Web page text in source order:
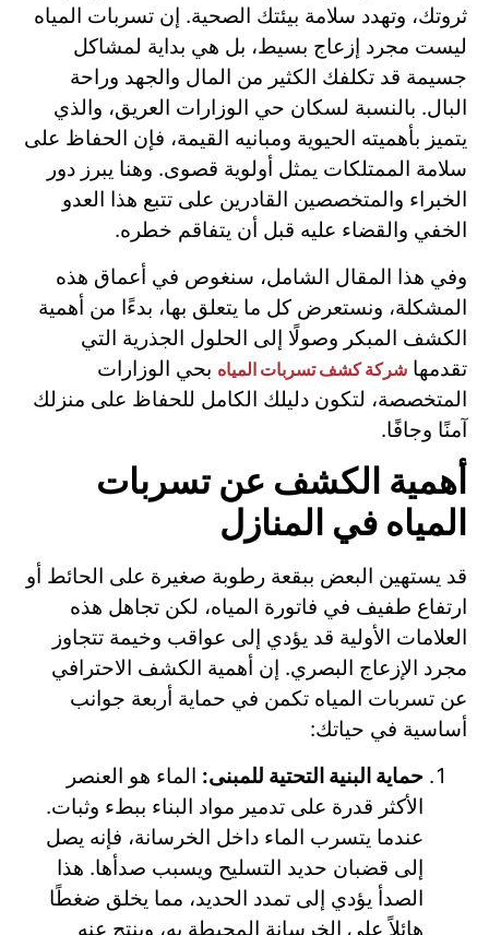
ثروتك، وتهدد سلامة بيئتك الصحية. إن تسربات المياه
ليست مجرد إزعاج بسيط، بل هي بداية لمشاكل
جسيمة قد تكلفك الكثير من المال والجهد وراحة
البال. بالنسبة لسكان حي الوزارات العريق، والذي
يتميز بأهميته الحيوية ومبانيه القيمة، فإن الحفاظ على
سلامة الممتلكات يمثل أولوية قصوى. وهنا يبرز دور
الخبراء والمتخصصين القادرين على تتبع هذا العدو
الخفي والقضاء عليه قبل أن يتفاقم خطره.
وفي هذا المقال الشامل، سنغوص في أعماق هذه
المشكلة، ونستعرض كل ما يتعلق بها، بدءًا من أهمية
الكشف المبكر وصولًا إلى الحلول الجذرية التي
تقدمها شركة كشف تسربات المياه بحي الوزارات
المتخصصة، لتكون دليلك الكامل للحفاظ على منزلك
آمنًا وجافًا.
أهمية الكشف عن تسربات
المياه في المنازل
قد يستهين البعض ببقعة رطوبة صغيرة على الحائط أو
ارتفاع طفيف في فاتورة المياه، لكن تجاهل هذه
العلامات الأولية قد يؤدي إلى عواقب وخيمة تتجاوز
مجرد الإزعاج البصري. إن أهمية الكشف الاحترافي
عن تسربات المياه تكمن في حماية أربعة جوانب
أساسية في حياتك:
حماية البنية التحتية للمبنى: الماء هو العنصر
الأكثر قدرة على تدمير مواد البناء ببطء وثبات.
عندما يتسرب الماء داخل الخرسانة، فإنه يصل
إلى قضبان حديد التسليح ويسبب صدأها. هذا
الصدأ يؤدي إلى تمدد الحديد، مما يخلق ضغطًا
هائلاً على الخرسانة المحيطة به، وينتج عنه